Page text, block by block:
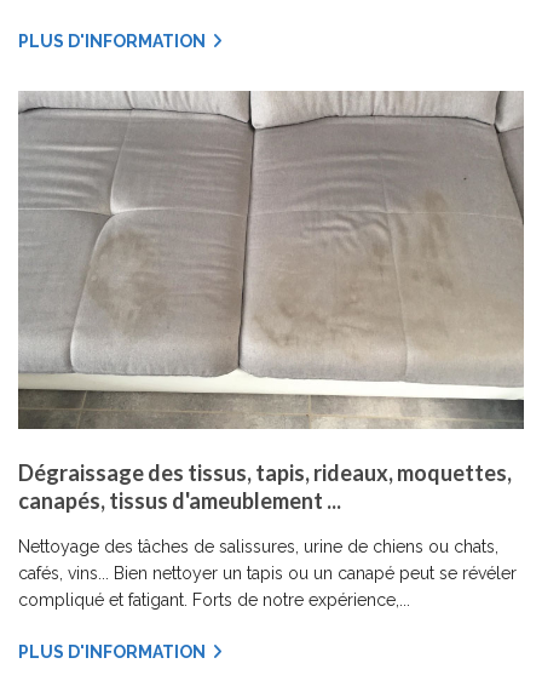
PLUS D'INFORMATION
Dégraissage des tissus, tapis, rideaux, moquettes,
canapés, tissus d'ameublement ...
Nettoyage des tâches de salissures, urine de chiens ou chats,
cafés, vins... Bien nettoyer un tapis ou un canapé peut se révéler
compliqué et fatigant. Forts de notre expérience,...
PLUS D'INFORMATION